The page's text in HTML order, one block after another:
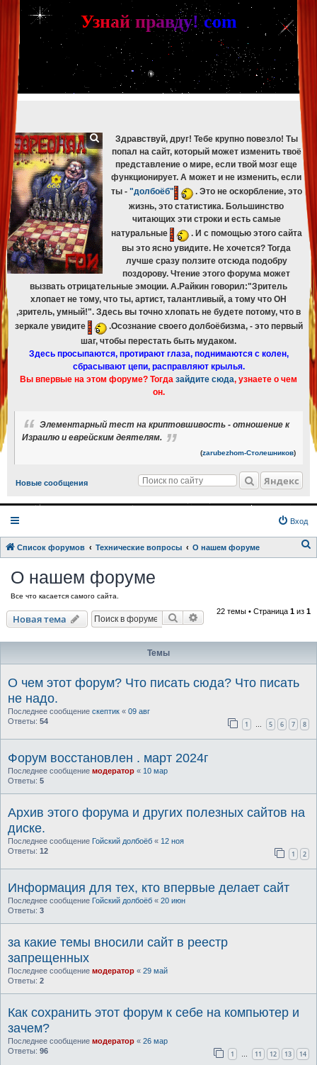
[phpBB Debug] PHP Warning : in file [ROOT]/phpbb/db/driver/mysqli.php
mysqli_fetch_assoc(): Couldn't fetch mysqli_result
[phpBB Debug] PHP Warning: in file[ROOT]/phpbb/db/driver/mysqli.php 329
mysqli_free_result(): Couldn't fetch mysqli_result
[phpBB Debug] PHP Warning
[ROOT]/phpbb/db/driver/mysqli.php on line 265
mysqli_fetch_assoc(): Couldn't fetch mysqli_result
[phpBB Debug] PHP Warning
: in file [ROOT]/phpbb/db/driver/mysqli.php on line329
mysqli_free_result(): Couldn't fetch mysqli_result
[phpBB Debug] PHP Warning: in file [ROOT]/phpbb/db/driver/mysqli.php on line 265
mysqli_fetch_assoc(): Couldn't fetch mysqli_result
[phpBB Debug] PHP Warning
[ROOT]/phpbb/db/driver/mysqli.php on line329:
mysqli_free_result(): Couldn't fetch mysqli_result
Узнай правду! com
Здравствуй, друг! Тебе крупно повезло! Ты
попал на сайт, который может изменить твоё
представление о мире, если твой мозг еще
функционирует. А может и не изменить, если
ты - "долбоёб"
. Это не оскорбление, это
жизнь, это статистика. Большинство
читающих эти строки и есть самые
натуральные
. И с помощью этого сайта
вы это ясно увидите. Не хочется? Тогда
лучше сразу ползите отсюда подобру
поздорову. Чтение этого форума может
вызвать отрицательные эмоции. А.Райкин говорил:"Зритель
хлопает не тому, что ты, артист, талантливый, а тому что ОН
,зритель, умный!". Здесь вы точно хлопать не будете потому, что в
зеркале увидите
.Осознание своего долбоёбизма, - это первый
шаг, чтобы перестать быть мудаком.
Здесь просыпаются, протирают глаза, поднимаются с колен,
сбрасывают цепи, расправляют крылья.
Вы впервые на этом форуме? Тогда зайдите сюда, узнаете о чем
он.
Элементарный тест на криптовшивость - отношение к
Израилю и еврейским деятелям.
(zarubezhom-Столешников)
Новые сообщения Яндекс
Вход
Список форумов Технические вопросы О нашем форуме
О нашем форуме
Все что касается самого сайта.
Новая тема Поиск Расширенный поиск
22 темы • Страница 1 из 1
Темы
О чем этот форум? Что писать сюда? Что писать
не надо.
Последнее сообщение скептик « 09 авг
Ответы: 54 1 5 6 7 8
Форум восстановлен . март 2024г
Последнее сообщение модератор « 10 мар
Ответы: 5
Архив этого форума и других полезных сайтов на
диске.
Последнее сообщение Гойский долбоёб « 12 ноя
Ответы: 12 1 2
Информация для тех, кто впервые делает сайт
Последнее сообщение Гойский долбоёб « 20 июн
Ответы: 3
за какие темы вносили сайт в реестр
запрещенных
Последнее сообщение модератор « 29 май
Ответы: 2
Как сохранить этот форум к себе на компьютер и
зачем?
Последнее сообщение модератор « 26 мар
Ответы: 96 1 11 12 13 14